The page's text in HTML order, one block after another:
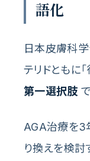
語化
日本皮膚科
テリドともに
第一選択肢
AGA治療を3
り換えを検討